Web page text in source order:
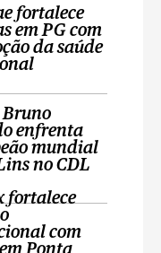
fortalece
em PG com
da saúde
Bruno
enfrenta
mundial
no CDL
fortalece
com